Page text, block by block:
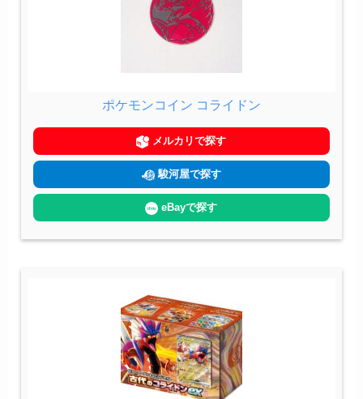
ポケモンコイン コライドン
メルカリで探す
駿河屋で探す
eBayで探す